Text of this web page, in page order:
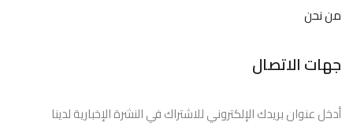
من نحن
جهات الاتصال
أدخل عنوان بريدك الإلكتروني للاشتراك في النشرة الإخبارية لدينا